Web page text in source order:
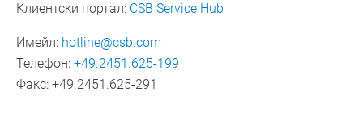
Клиентски портал: CSB Service Hub
Имейл: hotline@csb.com
Телефон: +49.2451.625-199
Факс: +49.2451.625-291